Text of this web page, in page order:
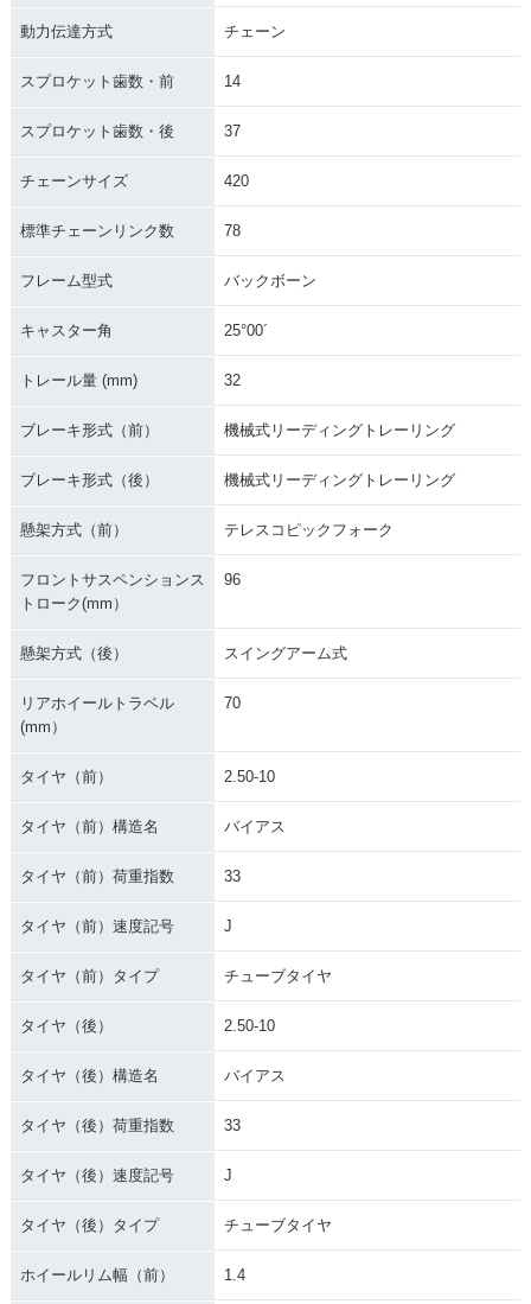
動力伝達方式 チェーン
スプロケット歯数・前 14
スプロケット歯数・後 37
チェーンサイズ 420
標準チェーンリンク数 78
フレーム型式 バックボーン
キャスター角 25°00´
トレール量 (mm) 32
ブレーキ形式（前） 機械式リーディングトレーリング
ブレーキ形式（後） 機械式リーディングトレーリング
懸架方式（前） テレスコピックフォーク
フロントサスペンションス
トローク(mm）
96
懸架方式（後） スイングアーム式
リアホイールトラベル
(mm）
70
タイヤ（前） 2.50-10
タイヤ（前）構造名 バイアス
タイヤ（前）荷重指数 33
タイヤ（前）速度記号 J
タイヤ（前）タイプ チューブタイヤ
タイヤ（後） 2.50-10
タイヤ（後）構造名 バイアス
タイヤ（後）荷重指数 33
タイヤ（後）速度記号 J
タイヤ（後）タイプ チューブタイヤ
ホイールリム幅（前） 1.4